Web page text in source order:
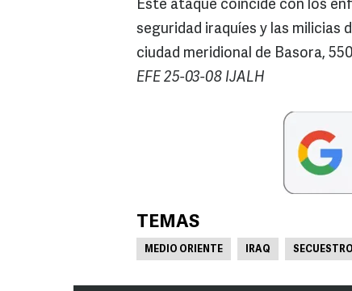
Este ataque coincide con los
seguridad iraquíes y las milicias
ciudad meridional de Basora,
EFE 25-03-08 IJALH
TEMAS
MEDIO ORIENTE IRAQ